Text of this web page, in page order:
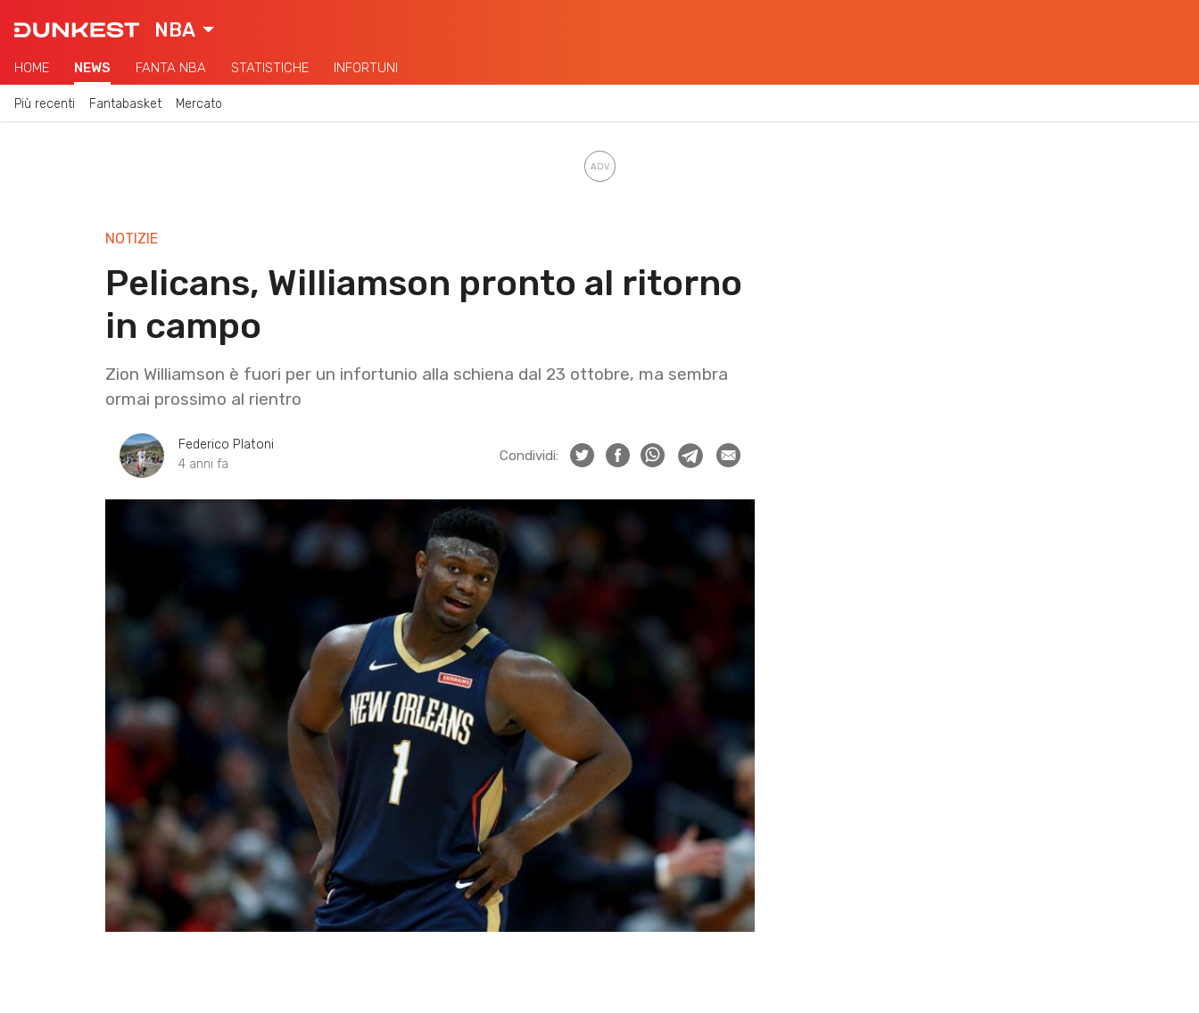
NBA
HOME NEWS FANTA NBA STATISTICHE INFORTUNI
Più recenti Fantabasket Mercato
NOTIZIE
Pelicans, Williamson pronto al ritorno
in campo
Zion Williamson è fuori per un infortunio alla schiena dal 23 ottobre, ma sembra
ormai prossimo al rientro
Federico Platoni
4 anni fa
Condividi: